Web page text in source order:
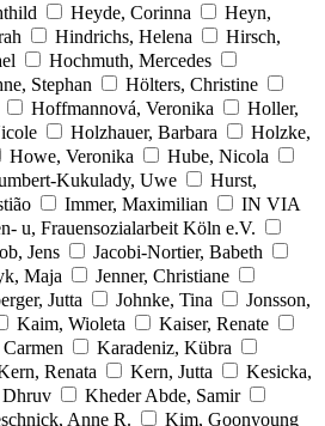
Heyde, Corinna
Heyn,
Hindrichs, Helena
Hirsch,
Hochmuth, Mercedes
Stephan
Hölters, Christine
Hoffmannová, Veronika
Holler,
Holzhauer, Barbara
Holzke,
Howe, Veronika
Hube, Nicola
Kukulady, Uwe
Hurst,
Immer, Maximilian
IN VIA
u, Frauensozialarbeit Köln e.V.
Jens
Jacobi-Nortier, Babeth
Maja
Jenner, Christiane
Jutta Johnke, Tina
Jonsson,
Kaim, Wioleta
Kaiser, Renate
Karadeniz, Kübra
Renata Kern, Jutta
Kesicka,
Dhruv
Kheder Abde, Samir
Anne R. Kim, Goonyoung